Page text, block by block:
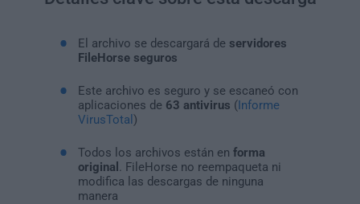
El archivo se descargará de servidores
FileHorse seguros
Este archivo es seguro y se escaneó con
aplicaciones de 63 antivirus (Informe
VirusTotal )
Todos los archivos están en forma
original
. FileHorse no reempaqueta ni
modifica las descargas de ninguna
manera